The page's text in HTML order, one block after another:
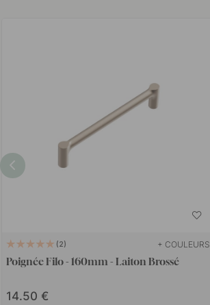
2 + COULEURS
Poignée Filo - 160mm - Laiton Brossé
14.50